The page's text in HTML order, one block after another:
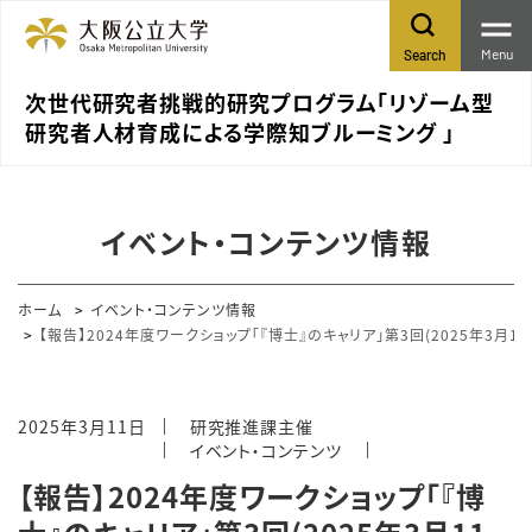
次世代研究者挑戦的研究プログラム「リゾーム型
研究者人材育成による学際知ブルーミング 」
Search Menu
イベント・コンテンツ情報
ホーム
イベント・コンテンツ情報
【報告】2024年度ワークショップ「『博士』のキャリア」第3回(2025年3月
2025年3月11日
研究推進課主催
イベント・コンテンツ
【報告】2024年度ワークショップ「『博